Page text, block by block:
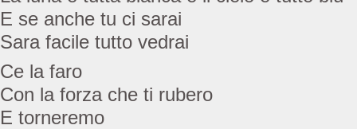
E se anche tu ci sarai
Sara facile tutto vedrai
Ce la faro
Con la forza che ti rubero
E torneremo